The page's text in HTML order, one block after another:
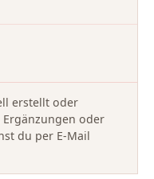
erstellt oder
oder
du per E-Mail